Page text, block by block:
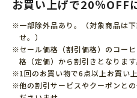
お買い上げで20％OFF
一部除外品あり。（対象商品は
せ。）
セール価格（割引価格）のコー
格（定価）から割引きとなります
1回のお買い物で6点以上お買い
他の割引サービスやクーポンと